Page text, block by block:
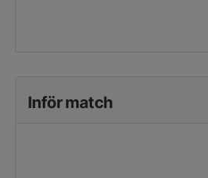
Inför match